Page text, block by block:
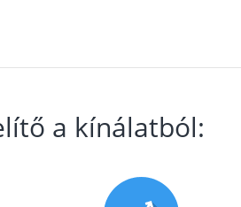
a kínálatból: